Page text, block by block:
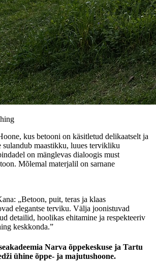
kus betooni on käsitletud delikaatselt ja
maastikku, luues tervikliku
on mänglevas dialoogis must
Mõlemal materjalil on sarnane
„Betoon, puit, teras ja klaas
elegantse terviku. Välja joonistuvad
detailid, hoolikas ehitamine ja respekteeriv
keskkonda.”
Narva õppekeskuse ja Tartu
ühine õppe- ja majutushoone.